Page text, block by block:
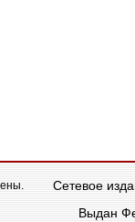
Сетевое
Выдан